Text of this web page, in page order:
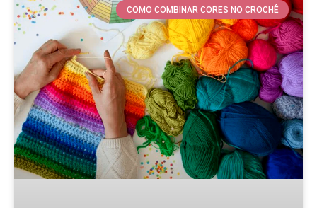
COMO COMBINAR CORES NO CROCHÊ